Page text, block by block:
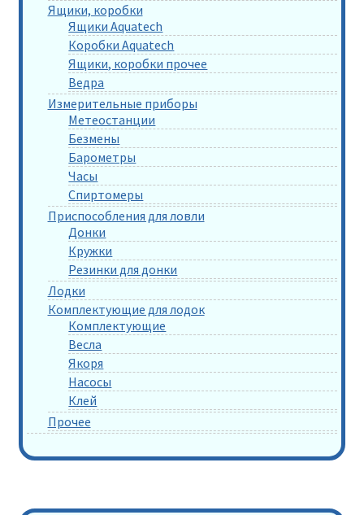
Ящики, коробки
Ящики Aquatech
Коробки Aquatech
Ящики, коробки прочее
Ведра
Измерительные приборы
Метеостанции
Безмены
Барометры
Часы
Спиртомеры
Приспособления для ловли
Донки
Кружки
Резинки для донки
Лодки
Комплектующие для лодок
Комплектующие
Весла
Якоря
Насосы
Клей
Прочее